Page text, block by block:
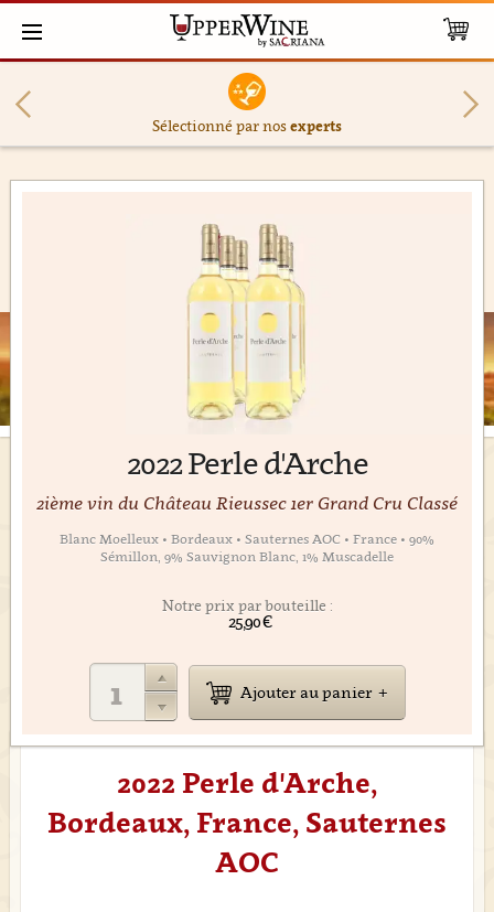
Sélectionné par nosexperts
2022 Perle d'Arche
2ième vin du Château Rieussec 1er Grand Cru Classé
Blanc Moelleux • Bordeaux • Sauternes AOC • France • 90%
Sémillon, 9% Sauvignon Blanc, 1% Muscadelle
Notre prix par bouteille :
25,90 €
Ajouter au panier
2022 Perle d'Arche,
Bordeaux, France, Sauternes
AOC